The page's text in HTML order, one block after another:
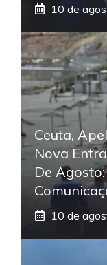
10 de
Ceuta,
Nova
De
10 de